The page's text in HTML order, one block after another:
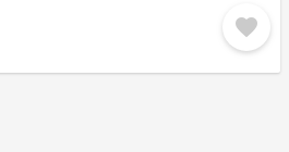
favorite